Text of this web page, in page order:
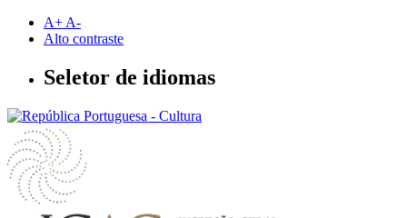
Saltar
para
principal
A+ A-
Alto contraste
Seletor de idiomas